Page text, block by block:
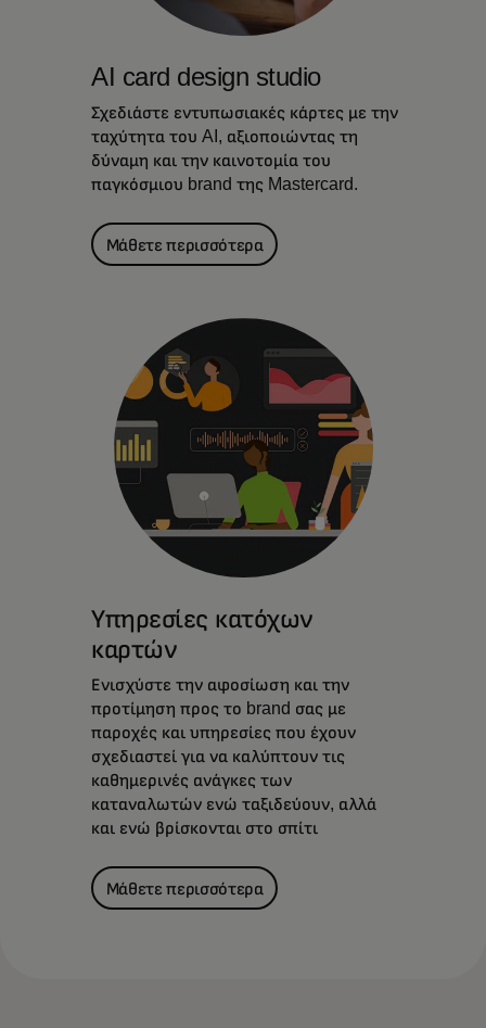
AI card design studio
Σχεδιάστε εντυπωσιακές κάρτες με την
ταχύτητα του AI, αξιοποιώντας τη
δύναμη και την καινοτομία του
παγκόσμιου brand της Mastercard.
Μάθετε περισσότερα
Υπηρεσίες κατόχων
καρτών
Ενισχύστε την αφοσίωση και την
προτίμηση προς το brand σας με
παροχές και υπηρεσίες που έχουν
σχεδιαστεί για να καλύπτουν τις
καθημερινές ανάγκες των
καταναλωτών ενώ ταξιδεύουν, αλλά
και ενώ βρίσκονται στο σπίτι
Μάθετε περισσότερα